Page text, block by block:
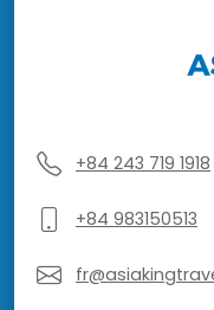
+84 243 719 1918
+84 983150513